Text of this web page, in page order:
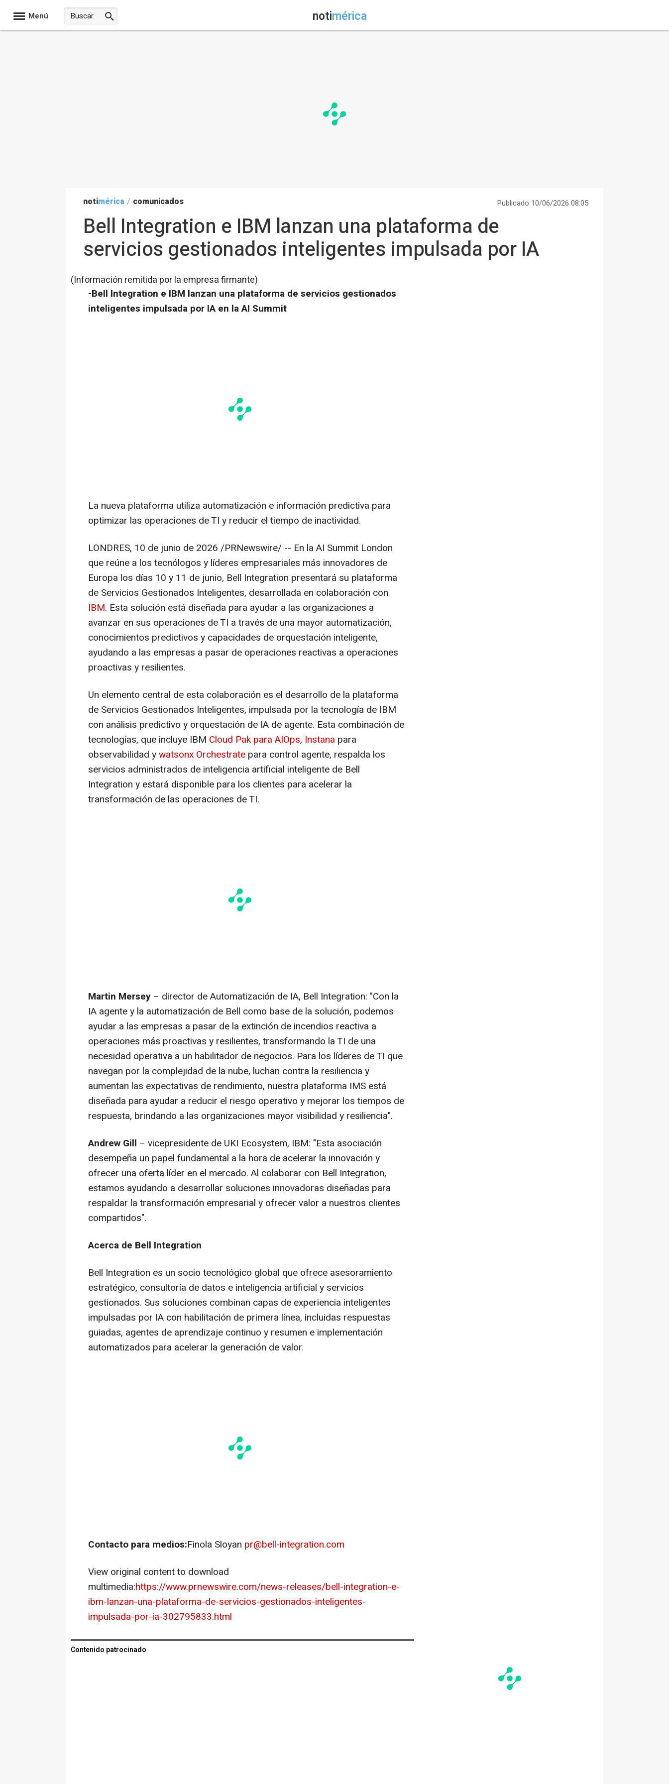
Menú notimérica
notimérica / comunicados Publicado 10/06/2026 08:05
Bell Integration e IBM lanzan una plataforma de
servicios gestionados inteligentes impulsada por IA
(Información remitida por la empresa firmante)
-Bell Integration e IBM lanzan una plataforma de servicios gestionados
inteligentes impulsada por IA en la AI Summit
La nueva plataforma utiliza automatización e información predictiva para
optimizar las operaciones de TI y reducir el tiempo de inactividad.
LONDRES, 10 de junio de 2026 /PRNewswire/ -- En la AI Summit London
que reúne a los tecnólogos y líderes empresariales más innovadores de
Europa los días 10 y 11 de junio, Bell Integration presentará su plataforma
de Servicios Gestionados Inteligentes, desarrollada en colaboración con
IBM. Esta solución está diseñada para ayudar a las organizaciones a
avanzar en sus operaciones de TI a través de una mayor automatización,
conocimientos predictivos y capacidades de orquestación inteligente,
ayudando a las empresas a pasar de operaciones reactivas a operaciones
proactivas y resilientes.
Un elemento central de esta colaboración es el desarrollo de la plataforma
de Servicios Gestionados Inteligentes, impulsada por la tecnología de IBM
con análisis predictivo y orquestación de IA de agente. Esta combinación de
tecnologías, que incluye IBM Cloud Pak para AIOps, Instana para
observabilidad ywatsonx Orchestrate para control agente, respalda los
servicios administrados de inteligencia artificial inteligente de Bell
Integration y estará disponible para los clientes para acelerar la
transformación de las operaciones de TI.
Martin Mersey – director de Automatización de IA, Bell Integration: "Con la
IA agente y la automatización de Bell como base de la solución, podemos
ayudar a las empresas a pasar de la extinción de incendios reactiva a
operaciones más proactivas y resilientes, transformando la TI de una
necesidad operativa a un habilitador de negocios. Para los líderes de TI que
navegan por la complejidad de la nube, luchan contra la resiliencia y
aumentan las expectativas de rendimiento, nuestra plataforma IMS está
diseñada para ayudar a reducir el riesgo operativo y mejorar los tiempos de
respuesta, brindando a las organizaciones mayor visibilidad y resiliencia".
Andrew Gill – vicepresidente de UKI Ecosystem, IBM: "Esta asociación
desempeña un papel fundamental a la hora de acelerar la innovación y
ofrecer una oferta líder en el mercado. Al colaborar con Bell Integration,
estamos ayudando a desarrollar soluciones innovadoras diseñadas para
respaldar la transformación empresarial y ofrecer valor a nuestros clientes
compartidos".
Acerca de Bell Integration
Bell Integration es un socio tecnológico global que ofrece asesoramiento
estratégico, consultoría de datos e inteligencia artificial y servicios
gestionados. Sus soluciones combinan capas de experiencia inteligentes
impulsadas por IA con habilitación de primera línea, incluidas respuestas
guiadas, agentes de aprendizaje continuo y resumen e implementación
automatizados para acelerar la generación de valor.
Contacto para medios:Finola Sloyan pr@bell-integration.com
View original content to download
multimedia:https://www.prnewswire.com/news-releases/bell-integration-e-
ibm-lanzan-una-plataforma-de-servicios-gestionados-inteligentes-
impulsada-por-ia-302795833.html
Contenido patrocinado